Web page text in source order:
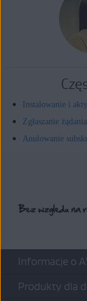
Instalowanie i
Zgłaszanie
Anulowanie
Informacje o
Produkty dla